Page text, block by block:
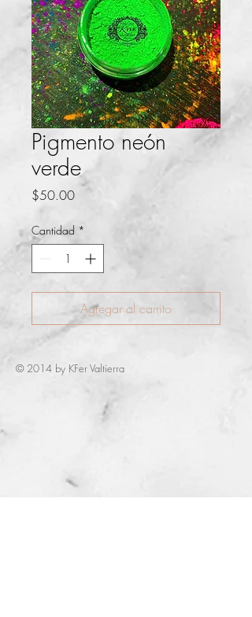
Pigmento neón
verde
$50.00Precio
Cantidad *
Agregar al carrito
© 2014 by KFer Valtierra